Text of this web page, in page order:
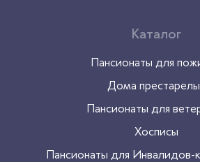
Каталог
Пансионаты для
Дома
Пансионаты для
Хосписы
Пансионаты для Инвалидов-